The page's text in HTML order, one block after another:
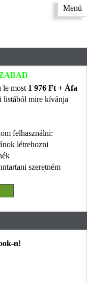
Menü
le most 1 976 Ft + Áfa
listából mire kívánja
felhasználni:
létrehozni
szeretném
n!